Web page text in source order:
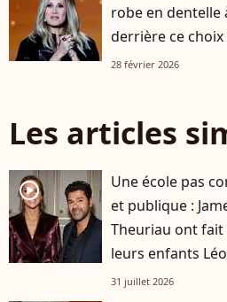
robe en dentelle
derrière ce
28 février 2026
Les articles
player2
Une école pas
et publique :
Theuriau ont
leurs enfants
31 juillet 2026